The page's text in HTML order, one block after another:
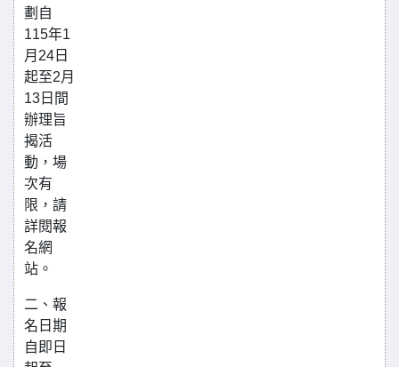
劃自
115年1
月24日
起至2月
13日間
辦理旨
揭活
動，場
次有
限，請
詳閱報
名網
站。
二、報
名日期
自即日